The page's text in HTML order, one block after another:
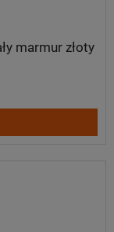
marmur złoty